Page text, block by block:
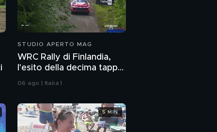
STUDIO APERTO MAG
WRC Rally di Finlandia,
l'esito della decima tappa
del mondiale
06 ago | Italia 1
5 MIN